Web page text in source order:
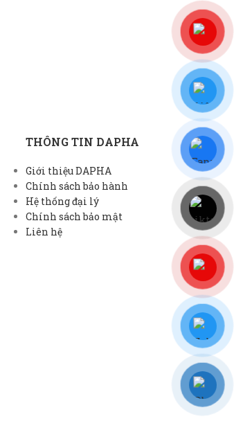
THÔNG TIN DAPHA
Giới thiệu DAPHA
Chính sách bảo hành
Hệ thống đại lý
Chính sách bảo mật
Liên hệ